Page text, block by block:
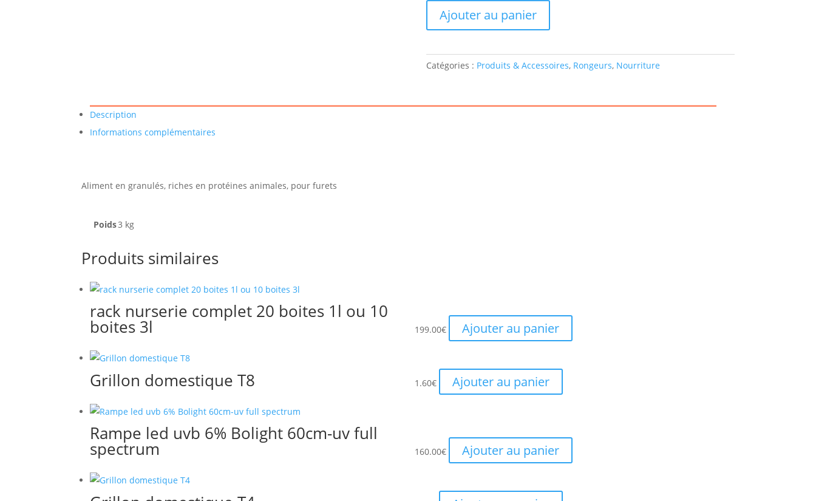
Pellets
3
kg
Ajouter au panier
Catégories : Produits & Accessoires, Rongeurs, Nourriture
Description
Informations complémentaires
Aliment en granulés, riches en protéines animales, pour furets
Poids3 kg
Produits similaires
rack nurserie complet 20 boites 1l ou 10
boites 3l 199.00€ Ajouter au panier
Grillon domestique T8 1.60€ Ajouter au panier
Rampe led uvb 6% Bolight 60cm-uv full
spectrum 160.00€ Ajouter au panier